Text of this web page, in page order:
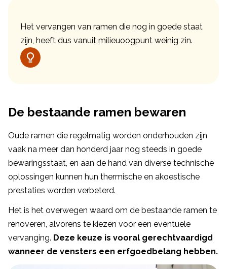
Het vervangen van ramen die nog in goede staat
zijn, heeft dus vanuit milieuoogpunt weinig zin.
De bestaande ramen bewaren
Oude ramen die regelmatig worden onderhouden zijn
vaak na meer dan honderd jaar nog steeds in goede
bewaringsstaat, en aan de hand van diverse technische
oplossingen kunnen hun thermische en akoestische
prestaties worden verbeterd.
Het is het overwegen waard om de bestaande ramen te
renoveren, alvorens te kiezen voor een eventuele
vervanging. Deze keuze is vooral gerechtvaardigd
wanneer de vensters een erfgoedbelang hebben.